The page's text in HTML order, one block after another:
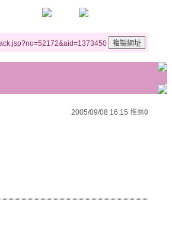
2005/09/08 16:15 推薦0